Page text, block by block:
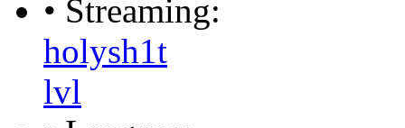
• Streaming:
holysh1t
lvl